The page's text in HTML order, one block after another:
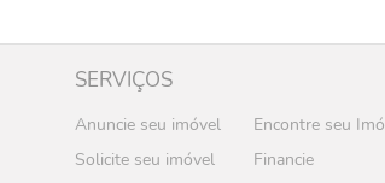
SERVIÇOS
Anuncie seu imóvel Encontre seu
Solicite seu imóvel
Financie